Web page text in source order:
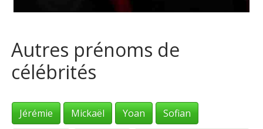
Autres prénoms de
célébrités
Jérémie Mickaël Yoan Sofian